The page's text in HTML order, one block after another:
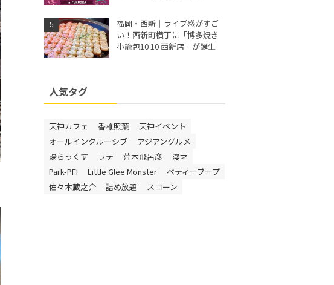
福岡・西新｜ライブ感がすご
い！西新町横丁に「博多焼き
小籠包10 10 西新店」が誕生
人気タグ
天神カフェ 香椎照葉
天神イベント
オールインクルーシブ
アジアングルメ
湯らっくす
ラテ 荒木飛呂彦
漫才
Park-PFI
Little Glee Monster
ベティーブープ
佐々木蔵之介
詰め放題 スコーン